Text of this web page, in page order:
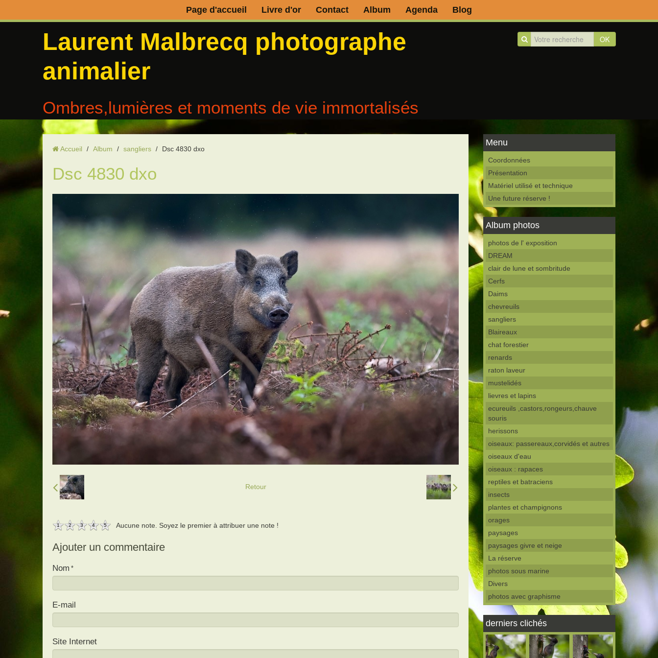
Page d'accueil Livre d'or Contact Album Agenda Blog
OK
Laurent Malbrecq photographe
animalier
Ombres,lumières et moments de vie immortalisés
Accueil / Album / sangliers / Dsc 4830 dxo
Dsc 4830 dxo
Retour
1 2 3 4 5 Aucune note. Soyez le premier à attribuer une note !
Ajouter un commentaire
Nom
E-mail
Site Internet
Menu
Coordonnées
Présentation
Matériel utilisé et technique
Une future réserve !
Album photos
photos de l' exposition
DREAM
clair de lune et sombritude
Cerfs
Daims
chevreuils
sangliers
Blaireaux
chat forestier
renards
raton laveur
mustelidés
lievres et lapins
ecureuils ,castors,rongeurs,chauve
souris
herissons
oiseaux: passereaux,corvidés et autres
oiseaux d'eau
oiseaux : rapaces
reptiles et batraciens
insects
plantes et champignons
orages
paysages
paysages givre et neige
La réserve
photos sous marine
Divers
photos avec graphisme
derniers clichés